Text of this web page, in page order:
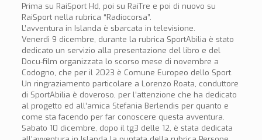
Prima su RaiSport Hd, poi su RaiTre e poi di nuovo su
RaiSport nella rubrica “Radiocorsa”.
L’avventura in Islanda è sbarcata in televisione.
Venerdì 9 dicembre, durante la rubrica SportAbilia è stato
dedicato un servizio alla presentazione del libro e del
Docu-film organizzata lo scorso mese di novembre a
Codogno, che per il 2023 è Comune Europeo dello Sport.
Un ringraziamento particolare a Lorenzo Roata, conduttore
di SportAbilia è doveroso, per l’attenzione che ha dedicato
al progetto ed all’amica Stefania Berlendis per quanto e
come sta facendo per far conoscere questa avventura.
Sabato 10 dicembre, dopo il tg3 delle 12, è stata dedicata